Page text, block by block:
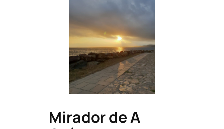
Mirador de A